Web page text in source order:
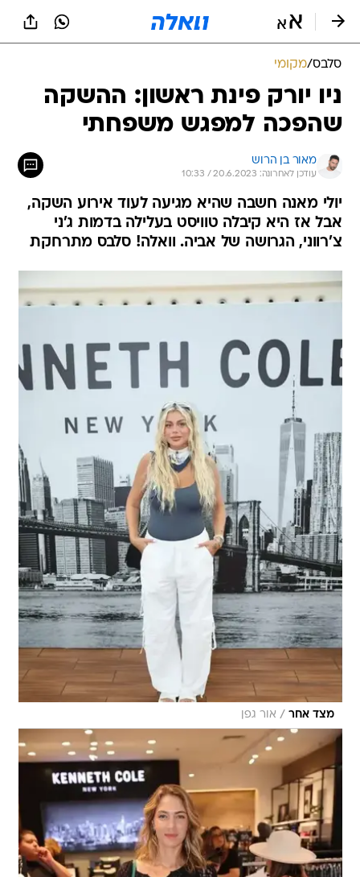
סלבס/מקומי
ניו יורק פינת ראשון: ההשקה
שהפכה למפגש משפחתי
מאור בן הרוש
עודכן לאחרונה: 20.6.2023 / 10:33
יולי מאנה חשבה שהיא מגיעה לעוד אירוע השקה,
אבל אז היא קיבלה טוויסט בעלילה בדמות ג'ני
צ'רווני, הגרושה של אביה. וואלה! סלבס מתרחקת
מצד אחר / אור גפן